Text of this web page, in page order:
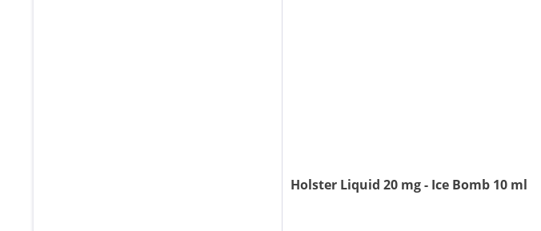
Holster Liquid 20 mg - Ice Bomb 10 ml